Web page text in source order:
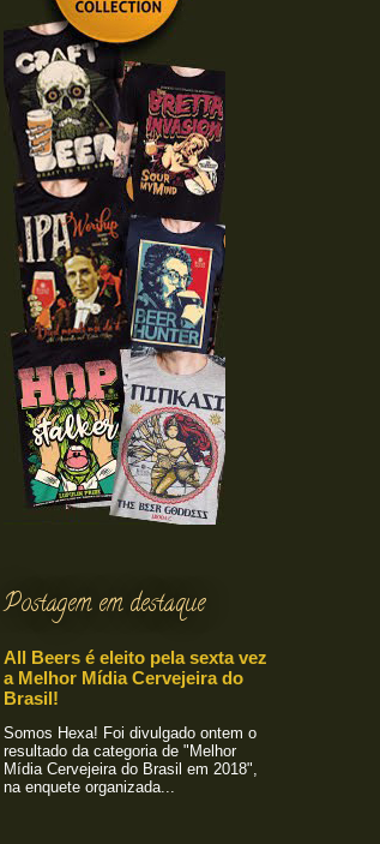
Postagem em destaque
All Beers é eleito pela sexta vez
a Melhor Mídia Cervejeira do
Brasil!
Somos Hexa! Foi divulgado ontem o
resultado da categoria de "Melhor
Mídia Cervejeira do Brasil em 2018",
na enquete organizada...